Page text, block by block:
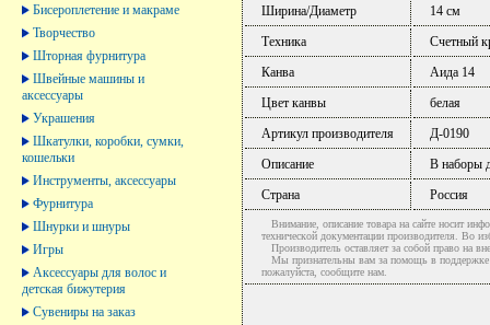
Бисероплетение и макраме
Творчество
Шторная фурнитура
Швейные машины и
аксессуары
Украшения
Шкатулки, коробки, сумки,
кошельки
Инструменты, аксессуары
Фурнитура
Шнурки и шнуры
Игры
Аксессуары для волос и
детская бижутерия
Сувениры на заказ
Ширина/Диаметр
14 см
Техника
Счетный
Канва
Аида 14
Цвет канвы
белая
Артикул производителя
Д-0190
Описание
В наборы
Страна
Россия
Внимание, описание товара на сайте носит
технической документации производителя. Во
Производитель оставляет за собой право на
Мы признательны вам за помощь в поддержке
пожалуйста, сообщите нам.